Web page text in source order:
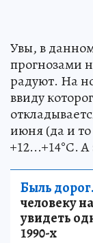
Увы, в
прогнозами
радуют. На
ввиду
июня (да и то
+12...+14°С.
Быль дорог.
человеку
увидеть
1990-х